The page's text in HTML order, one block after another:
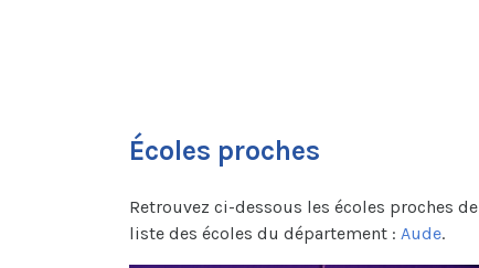
Écoles proches
Retrouvez ci-dessous les écoles proches de
liste des écoles du département : Aude.